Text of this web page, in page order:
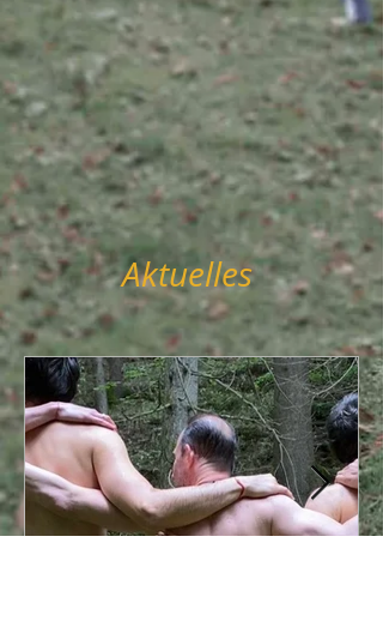
Aktuelles